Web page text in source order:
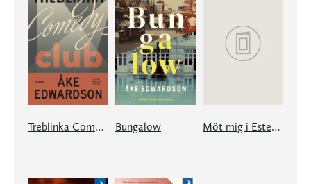
Treblinka Comedy Club Bungalow Möt mig i Estepona